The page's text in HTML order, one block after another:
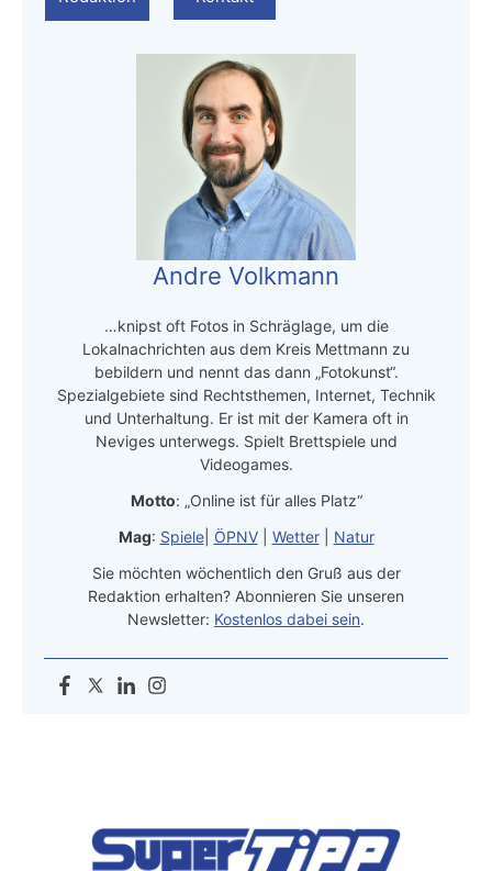
Andre Volkmann
…knipst oft Fotos in Schräglage, um die
Lokalnachrichten aus dem Kreis Mettmann zu
bebildern und nennt das dann „Fotokunst“.
Spezialgebiete sind Rechtsthemen, Internet, Technik
und Unterhaltung. Er ist mit der Kamera oft in
Neviges unterwegs. Spielt Brettspiele und
Videogames.
Motto: „Online ist für alles Platz“
Mag: Spiele| ÖPNV| Wetter| Natur
Sie möchten wöchentlich den Gruß aus der
Redaktion erhalten? Abonnieren Sie unseren
Newsletter: Kostenlos dabei sein.